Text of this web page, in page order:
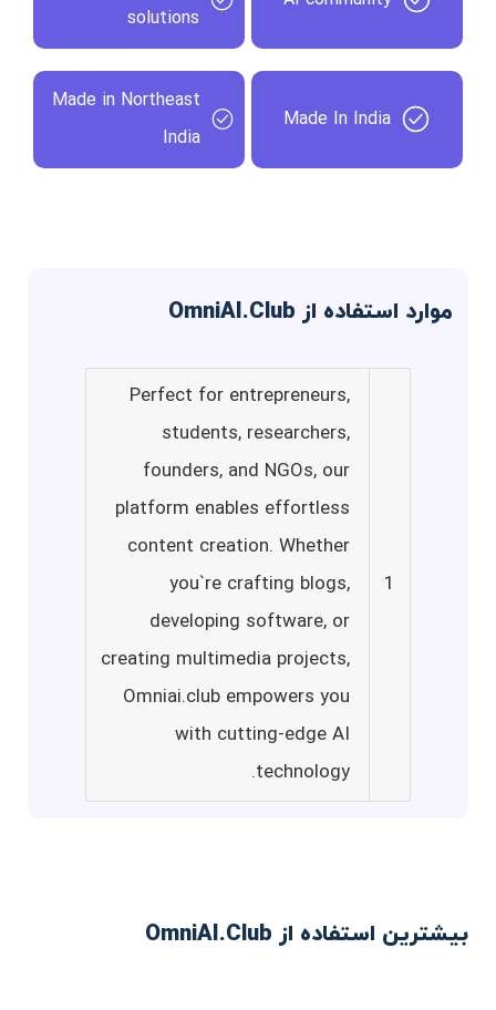
solutions
Made In India
Made in Northeast
India
موارد استفاده از OmniAI.Club
1
Perfect for entrepreneurs,
students, researchers,
founders, and NGOs, our
platform enables effortless
content creation. Whether
you`re crafting blogs,
developing software, or
creating multimedia projects,
Omniai.club empowers you
with cutting-edge AI
technology.
بیشترین استفاده از OmniAI.Club